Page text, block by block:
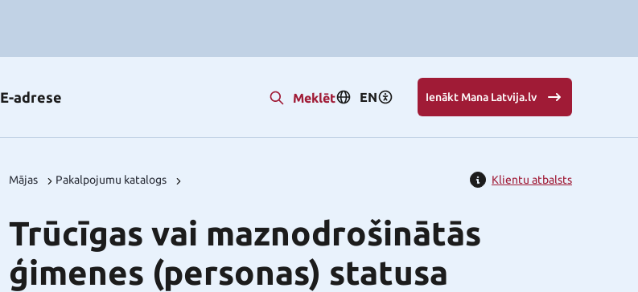
E-adrese Meklēt EN Ienākt Mana Latvija.lv
Mājas Pakalpojumu katalogs Klientu atbalsts
Trūcīgas vai maznodrošinātās
ģimenes (personas) statusa